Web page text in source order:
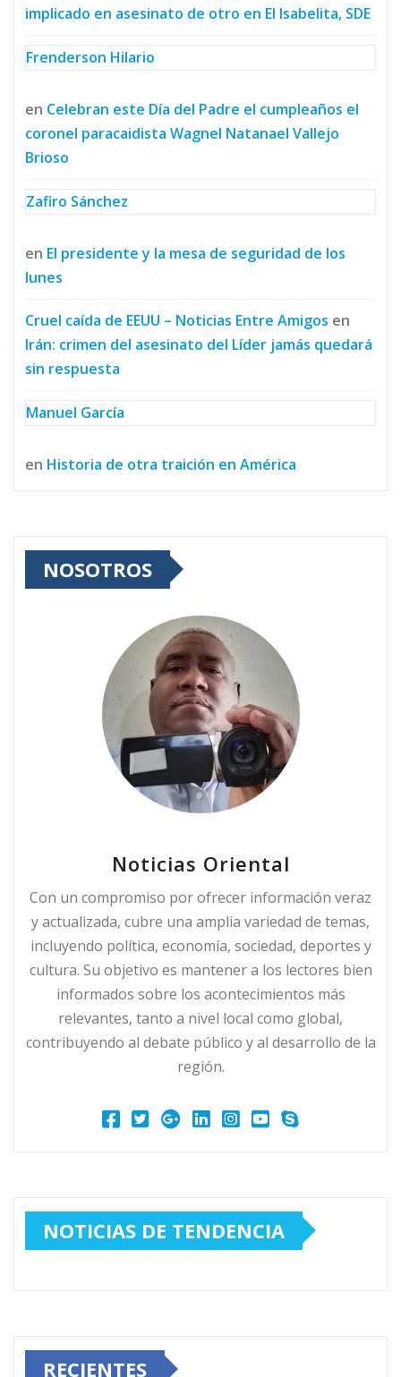
implicado en asesinato de otro en El Isabelita, SDE
Frenderson Hilario
en Celebran este Día del Padre el cumpleaños el
coronel paracaidista Wagnel Natanael Vallejo
Brioso
Zafiro Sánchez
en El presidente y la mesa de seguridad de los
lunes
Cruel caída de EEUU – Noticias Entre Amigos en
Irán: crimen del asesinato del Líder jamás quedará
sin respuesta
Manuel García
en Historia de otra traición en América
NOSOTROS
Noticias Oriental
Con un compromiso por ofrecer información veraz
y actualizada, cubre una amplia variedad de temas,
incluyendo política, economía, sociedad, deportes y
cultura. Su objetivo es mantener a los lectores bien
informados sobre los acontecimientos más
relevantes, tanto a nivel local como global,
contribuyendo al debate público y al desarrollo de la
región.
NOTICIAS DE TENDENCIA
RECIENTES